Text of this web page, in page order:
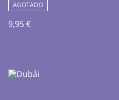
AGOTADO
9,95 €